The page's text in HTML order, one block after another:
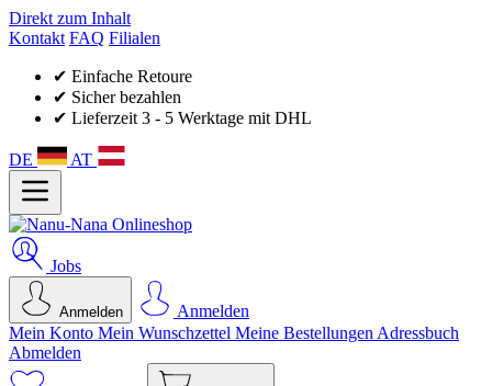
Direkt zum Inhalt
Kontakt FAQ Filialen
✔ Einfache Retoure
✔ Sicher bezahlen
✔ Lieferzeit 3 - 5 Werktage mit DHL
DE AT
Jobs
Anmelden
Anmelden
Mein Konto Mein Wunsch­zettel Meine Bestellungen Adressbuch
Abmelden